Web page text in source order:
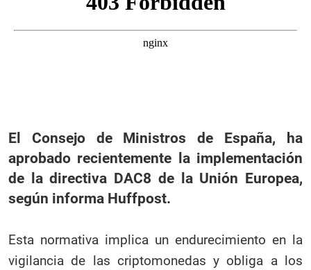
El Consejo de Ministros de España, ha
aprobado recientemente la implementación
de la directiva DAC8 de la Unión Europea,
según informa Huffpost.
Esta normativa implica un endurecimiento en la
vigilancia de las criptomonedas y obliga a los